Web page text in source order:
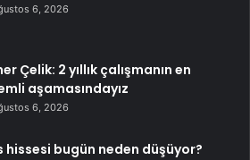
6, 2026
Çelik: 2 yıllık çalışmanın en
aşamasındayız
6, 2026
hissesi bugün neden düşüyor?